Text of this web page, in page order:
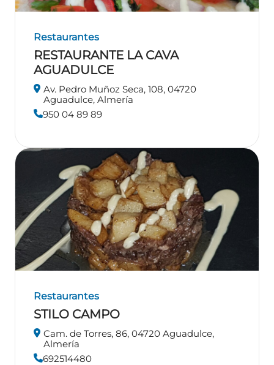
Restaurantes
RESTAURANTE LA CAVA
AGUADULCE
Av. Pedro Muñoz Seca, 108, 04720
Aguadulce, Almería
950 04 89 89
Restaurantes
STILO CAMPO
Cam. de Torres, 86, 04720 Aguadulce,
Almería
692514480